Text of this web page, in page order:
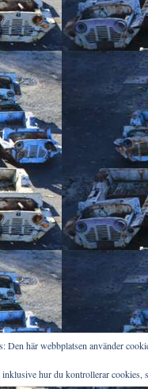
Den här webbplatsen använder
hur du kontrollerar cookies,